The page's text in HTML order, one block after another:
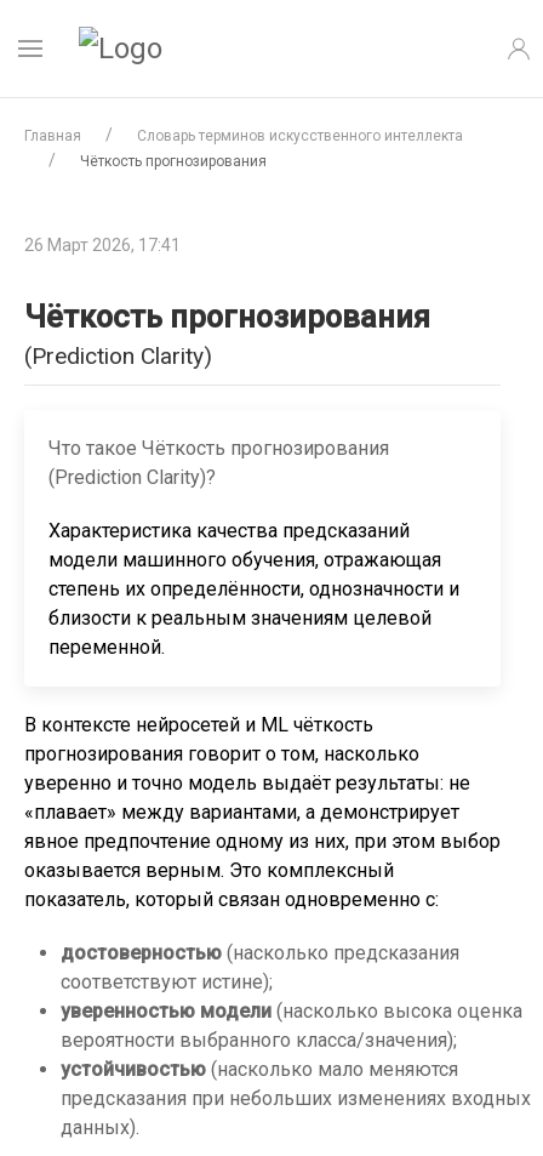
Главная
Словарь терминов искусственного интеллекта
Чёткость прогнозирования
26 Март 2026, 17:41
Чёткость прогнозирования
(Prediction Clarity)
Что такое Чёткость прогнозирования
(Prediction Clarity)?
Характеристика качества предсказаний
модели машинного обучения, отражающая
степень их определённости, однозначности и
близости к реальным значениям целевой
переменной.
В контексте нейросетей и ML чёткость
прогнозирования говорит о том, насколько
уверенно и точно модель выдаёт результаты: не
«плавает» между вариантами, а демонстрирует
явное предпочтение одному из них, при этом выбор
оказывается верным. Это комплексный
показатель, который связан одновременно с:
достоверностью (насколько предсказания
соответствуют истине);
уверенностью модели (насколько высока оценка
вероятности выбранного класса/значения);
устойчивостью (насколько мало меняются
предсказания при небольших изменениях входных
данных).